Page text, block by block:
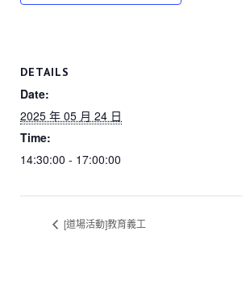
o
k
DETAILS
Date:
2025 年 05 月 24 日
Time:
14:30:00 - 17:00:00
[道場活動]教育義工